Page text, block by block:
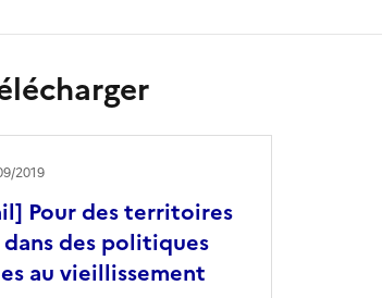
Pour des territoires
dans des politiques
au vieillissement
2019